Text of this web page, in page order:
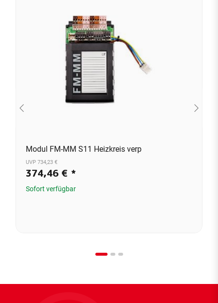
Modul FM-MM S11 Heizkreis verp
UVP 734,23 €
374,46 € *
Sofort verfügbar